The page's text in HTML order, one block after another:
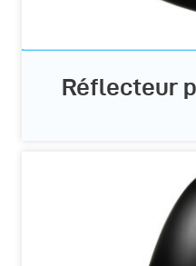
Réflecteur